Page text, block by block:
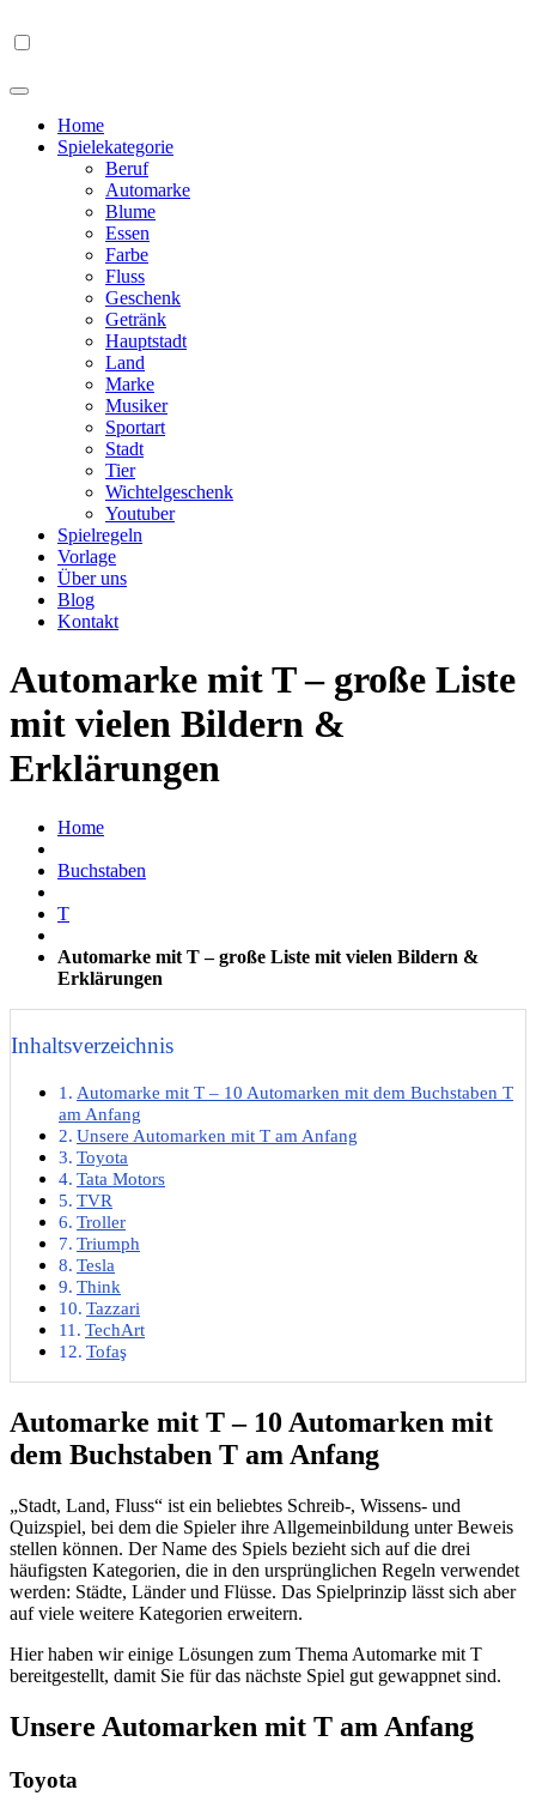
Home
Spielekategorie
Beruf
Automarke
Blume
Essen
Farbe
Fluss
Geschenk
Getränk
Hauptstadt
Land
Marke
Musiker
Sportart
Stadt
Tier
Wichtelgeschenk
Youtuber
Spielregeln
Vorlage
Über uns
Blog
Kontakt
Automarke mit T – große Liste
mit vielen Bildern &
Erklärungen
Home
Buchstaben
T
Automarke mit T – große Liste mit vielen Bildern &
Erklärungen
Inhaltsverzeichnis
Automarke mit T – 10 Automarken mit dem Buchstaben T
am Anfang
Unsere Automarken mit T am Anfang
Toyota
Tata Motors
TVR
Troller
Triumph
Tesla
Think
Tazzari
TechArt
Tofaş
Automarke mit T – 10 Automarken mit
dem Buchstaben T am Anfang
„Stadt, Land, Fluss“ ist ein beliebtes Schreib-, Wissens- und
Quizspiel, bei dem die Spieler ihre Allgemeinbildung unter Beweis
stellen können. Der Name des Spiels bezieht sich auf die drei
häufigsten Kategorien, die in den ursprünglichen Regeln verwendet
werden: Städte, Länder und Flüsse. Das Spielprinzip lässt sich aber
auf viele weitere Kategorien erweitern.
Hier haben wir einige Lösungen zum Thema Automarke mit T
bereitgestellt, damit Sie für das nächste Spiel gut gewappnet sind.
Unsere Automarken mit T am Anfang
Toyota